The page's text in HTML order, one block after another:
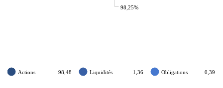
98,25%
Actions 98,48 Liquidités 1,36 Obligations 0,39